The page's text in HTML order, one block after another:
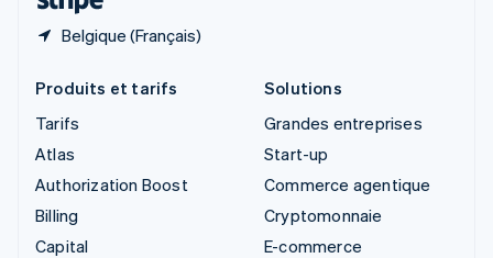
Belgique (Français)
Produits et tarifs
Tarifs
Atlas
Authorization Boost
Billing
Capital
Solutions
Grandes entreprises
Start-up
Commerce agentique
Cryptomonnaie
E-commerce